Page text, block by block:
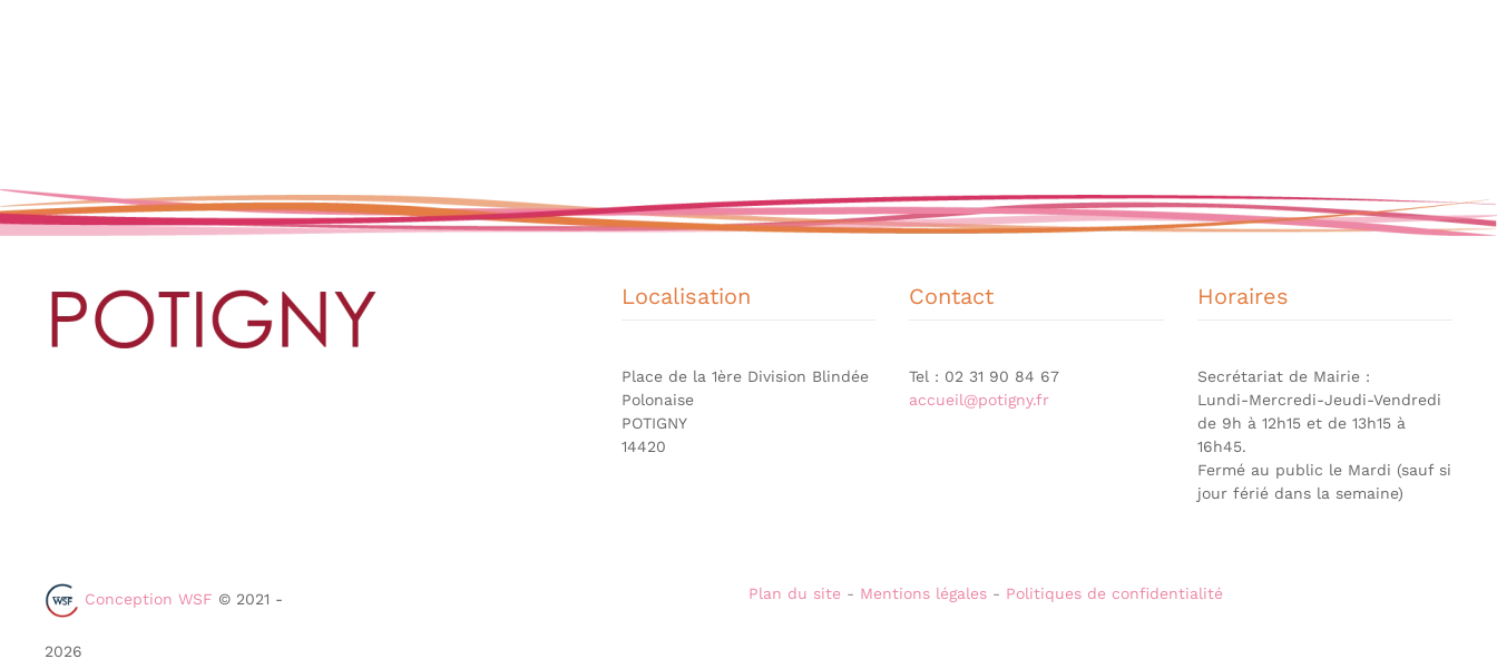
Localisation
Place de la 1ère Division Blindée
Polonaise
POTIGNY
14420
Contact
Tel : 02 31 90 84 67
accueil@potigny.fr
Horaires
Secrétariat de Mairie :
Lundi-Mercredi-Jeudi-Vendredi
de 9h à 12h15 et de 13h15 à
16h45.
Fermé au public le Mardi (sauf si
jour férié dans la semaine)
Conception WSF © 2021 -
2026
Plan du site - Mentions légales - Politiques de confidentialité